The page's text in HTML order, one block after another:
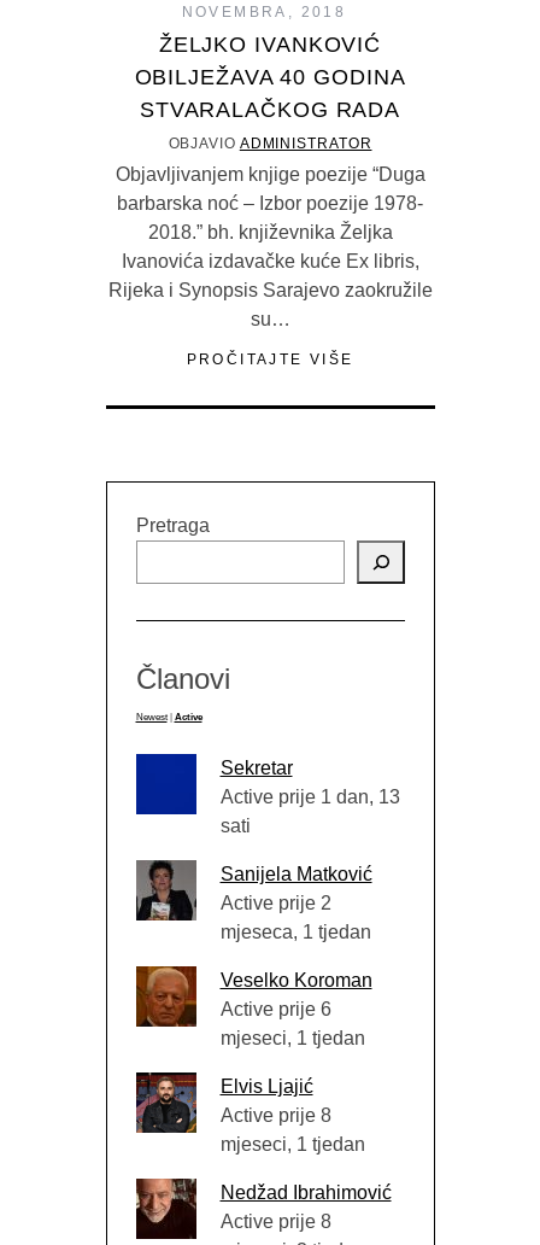
NOVEMBRA, 2018
ŽELJKO IVANKOVIĆ
OBILJEŽAVA 40 GODINA
STVARALAČKOG RADA
OBJAVIO ADMINISTRATOR
Objavljivanjem knjige poezije “Duga
barbarska noć – Izbor poezije 1978-
2018.” bh. književnika Željka
Ivanovića izdavačke kuće Ex libris,
Rijeka i Synopsis Sarajevo zaokružile
su…
PROČITAJTE VIŠE
Pretraga
Članovi
Newest Active
Sekretar
Active prije 1 dan, 13
sati
Sanijela Matković
Active prije 2
mjeseca, 1 tjedan
Veselko Koroman
Active prije 6
mjeseci, 1 tjedan
Elvis Ljajić
Active prije 8
mjeseci, 1 tjedan
Nedžad Ibrahimović
Active prije 8